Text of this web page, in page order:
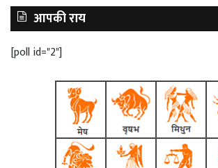
आपकी राय
[poll id="2"]